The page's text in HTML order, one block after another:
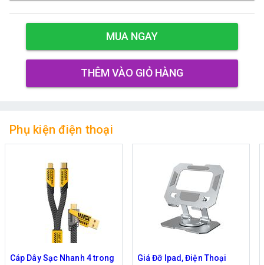
MUA NGAY
THÊM VÀO GIỎ HÀNG
Phụ kiện điện thoại
Dây Sạc Nhanh 4 trong
Giá Đỡ Ipad, Điện Thoại